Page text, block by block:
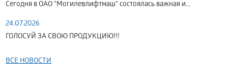
Сегодня в ОАО "Могилевлифтмаш" состоялась важная и...
24.07.2026
ГОЛОСУЙ ЗА СВОЮ ПРОДУКЦИЮ!!!
ВСЕ НОВОСТИ